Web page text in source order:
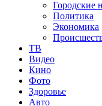
Городские
Политика
Экономика
ТВ
Видео
Кино
Фото
Здоровье
Авто